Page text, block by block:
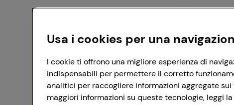
Usa i cookies per una
I cookie ti offrono una migliore esperienza di
indispensabili per permettere il corretto
analitici per raccogliere informazioni aggregate
maggiori informazioni su queste tecnologie, leggi